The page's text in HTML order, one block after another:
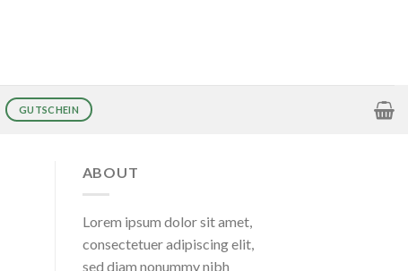
GUTSCHEIN
ABOUT
Lorem ipsum dolor sit amet,
consectetuer adipiscing elit,
sed diam nonummy nibh